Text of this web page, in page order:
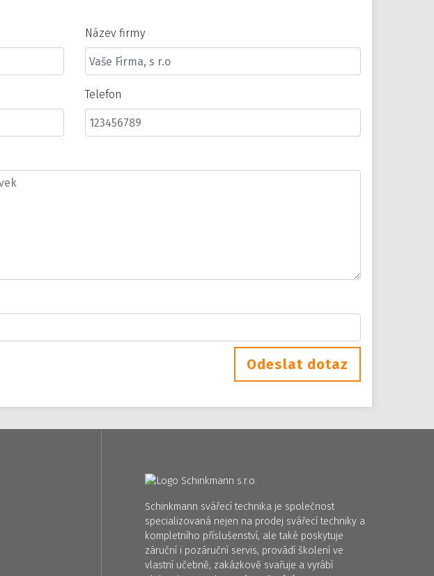
Název firmy
Telefon
Odeslat dotaz
Schinkmann svářecí technika je společnost
specializovaná nejen na prodej svářecí techniky a
kompletního příslušenství, ale také poskytuje
záruční i pozáruční servis, provádí školení ve
vlastní učebně, zakázkově svařuje a vyrábí